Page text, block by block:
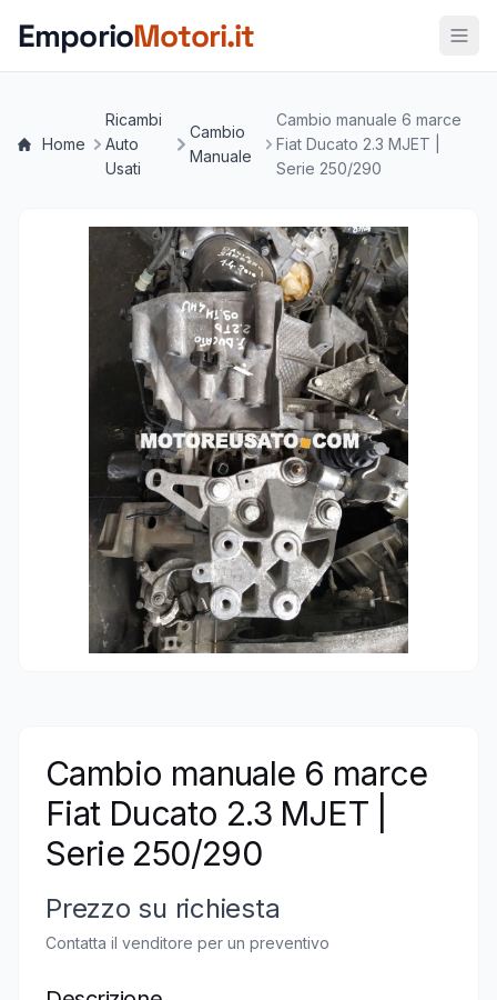
EmporioMotori.it
Home
Ricambi
Auto
Usati
Cambio
Manuale
Cambio manuale 6 marce
Fiat Ducato 2.3 MJET |
Serie 250/290
Cambio manuale 6 marce
Fiat Ducato 2.3 MJET |
Serie 250/290
Prezzo su richiesta
Contatta il venditore per un preventivo